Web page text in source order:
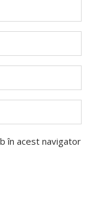
în acest navigator